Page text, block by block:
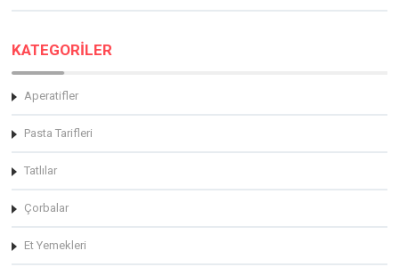
KATEGORİLER
Aperatifler
Pasta Tarifleri
Tatlılar
Çorbalar
Et Yemekleri